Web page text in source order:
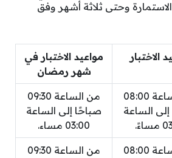
وحتى ثلاثة أشهر وفق
الاختبار
مواعيد الاختبار في
شهر رمضان
من الساعة 08:00
الساعة
من الساعة 09:30
صباحًا إلى الساعة
03:00 مساء.
من الساعة 08:00
من الساعة 09:30